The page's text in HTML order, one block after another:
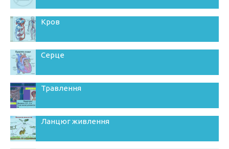
Кров
Серце
Травлення
Ланцюг живлення